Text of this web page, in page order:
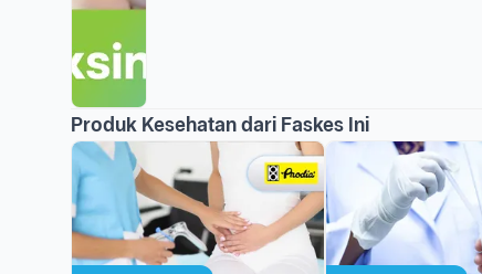
Produk Kesehatan dari Faskes Ini